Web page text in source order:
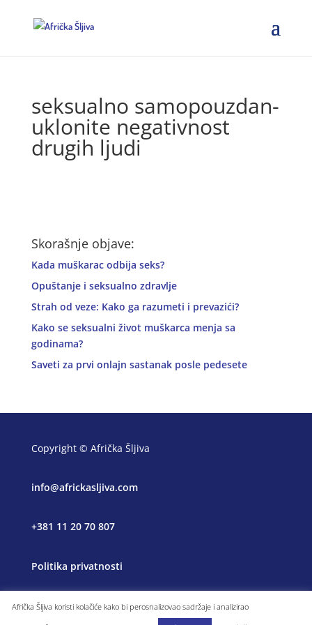
seksualno samopouzdan-
uklonite negativnost
drugih ljudi
Skorašnje objave:
Kada muškarac odbija seks?
Opuštanje i seksualno zdravlje
Strah od veze: Kako ga razumeti i prevazići?
Kako se seksualni život muškarca menja sa
godinama?
Saveti za prvi onlajn sastanak posle pedesete
Copyright © Afrička Šljiva
info@africkasljiva.com
+381 11 20 70 807
Politika privatnosti
Afrička Šljiva koristi kolačiće kako bi perosnalizovao sadržaje i analizirao